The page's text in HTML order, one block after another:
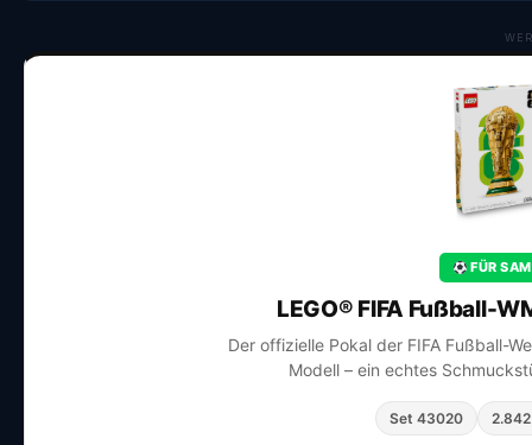
FÜR
LEGO® FIFA Fußball-
Der offizielle Pokal der FIFA Fußball-
Modell – ein echtes
Set 43020